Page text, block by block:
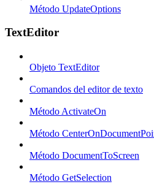
Método UpdateOptions
TextEditor
Objeto TextEditor
Comandos del editor de texto
Método ActivateOn
Método
Método DocumentToScreen
Método GetSelection